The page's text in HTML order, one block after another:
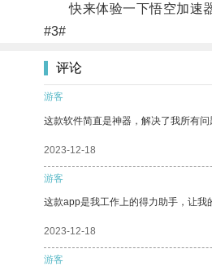
快来体验一下悟空加速器
#3#
评论
游客
这款软件简直是神器，解决了我所有问
2023-12-18
游客
这款app是我工作上的得力助手，让我
2023-12-18
游客